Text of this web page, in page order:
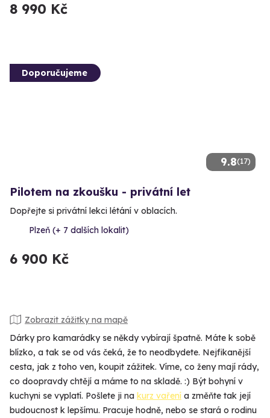
8 990 Kč
9.8(17)
Doporučujeme
Pilotem na zkoušku - privátní let
Dopřejte si privátní lekci létání v oblacích.
Plzeň (+ 7 dalších lokalit)
6 900 Kč
Zobrazit zážitky na mapě
Dárky pro kamarádky se někdy vybírají špatně. Máte k sobě
blízko, a tak se od vás čeká, že to neodbydete. Nejfikanější
cesta, jak z toho ven, koupit zážitek. Víme, co ženy mají rády,
co doopravdy chtějí a máme to na skladě. :) Být bohyní v
kuchyni se vyplatí. Pošlete ji na kurz vaření a změňte tak její
budoucnost k lepšímu. Pracuje hodně, nebo se stará o rodinu